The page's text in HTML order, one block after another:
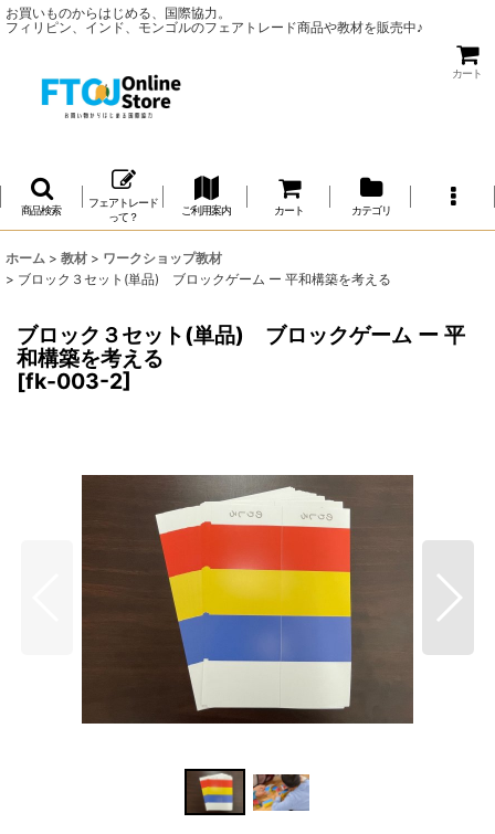
お買いものからはじめる、国際協力。
フィリピン、インド、モンゴルのフェアトレード商品や教材を販売中♪
カート
商品検索
フェアトレード
って？
ご利用案内 カート カテゴリ
ホーム > 教材 > ワークショップ教材
> ブロック３セット(単品) ブロックゲーム ー 平和構築を考える
ブロック３セット(単品) ブロックゲーム ー 平
和構築を考える
[fk-003-2]